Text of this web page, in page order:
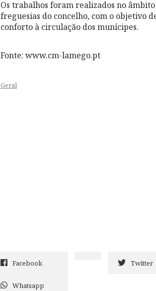
Os trabalhos foram realizados no
freguesias do concelho, com o objetivo
conforto à circulação dos munícipes.
Fonte: www.cm-lamego.pt
Geral
Facebook Twitter
Whatsapp